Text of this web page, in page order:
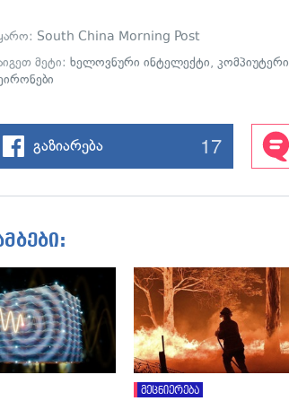
South China Morning Post
მეტი:ხელოვნური ინტელექტი,კომპიუტერი
გაზიარება 17
გადახედვა
მეცნიერება